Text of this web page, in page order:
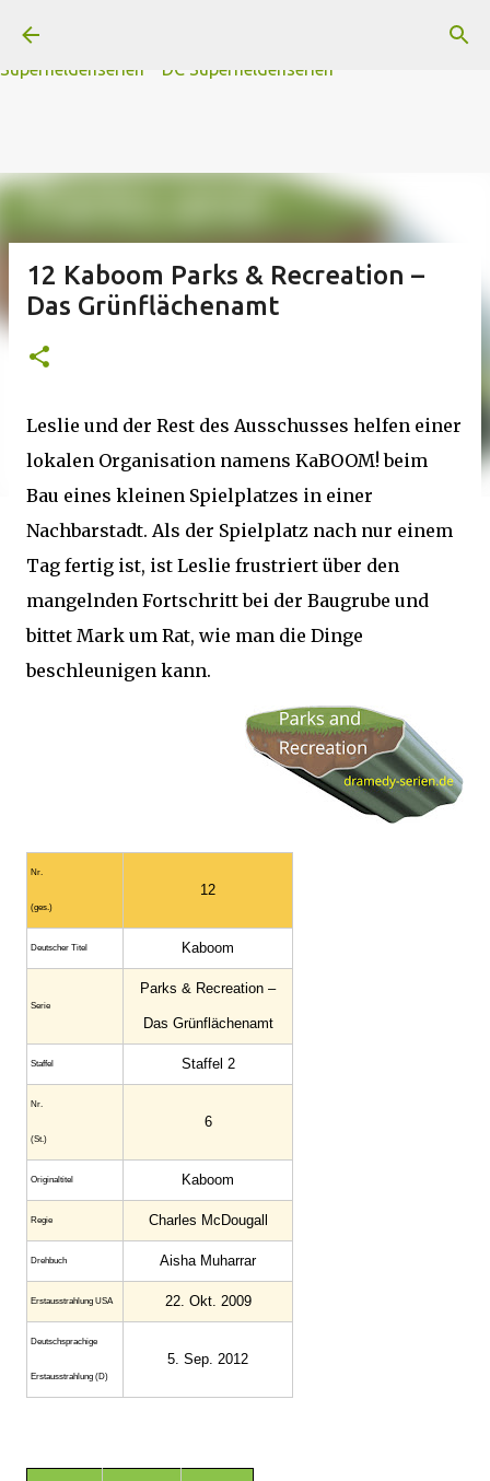
N
Superheldenserien
DC Superheldenserien
12 Kaboom Parks & Recreation –
Das Grünflächenamt
Leslie und der Rest des Ausschusses helfen einer
lokalen Organisation namens KaBOOM! beim
Bau eines kleinen Spielplatzes in einer
Nachbarstadt. Als der Spielplatz nach nur einem
Tag fertig ist, ist Leslie frustriert über den
mangelnden Fortschritt bei der Baugrube und
bittet Mark um Rat, wie man die Dinge
beschleunigen kann.
Nr.
(ges.)
12
Deutscher Titel Kaboom
Serie
Parks & Recreation –
Das Grünflächenamt
Staffel Staffel 2
Nr.
(St.)
6
Original­titel Kaboom
Regie Charles McDougall
Drehbuch Aisha Muharrar
Erstaus­strahlung USA 22. Okt. 2009
Deutsch­sprachige
Erstaus­strahlung (D)
5. Sep. 2012